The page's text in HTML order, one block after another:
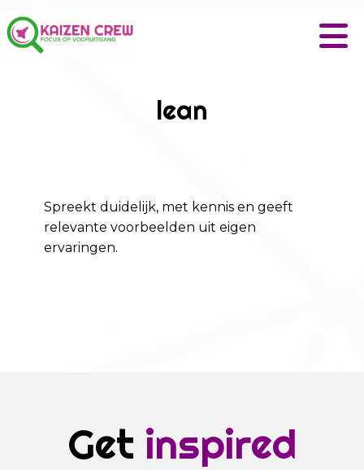
lean
Spreekt duidelijk, met kennis en geeft
relevante voorbeelden uit eigen
ervaringen.
Get inspired